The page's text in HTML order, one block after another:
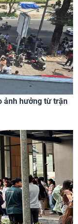
ảnh hưởng từ trận